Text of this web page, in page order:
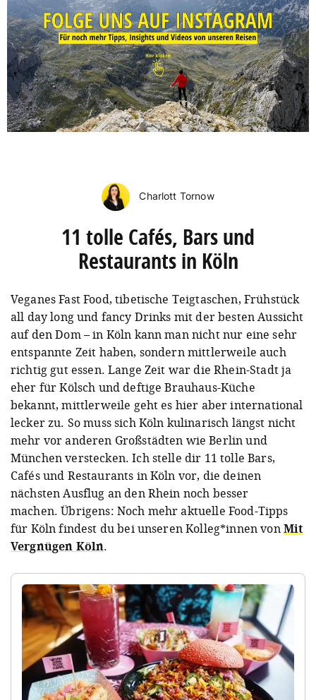
Charlott Tornow
11 tolle Cafés, Bars und
Restaurants in Köln
Veganes Fast Food, tibetische Teigtaschen, Frühstück
all day long und fancy Drinks mit der besten Aussicht
auf den Dom – in Köln kann man nicht nur eine sehr
entspannte Zeit haben, sondern mittlerweile auch
richtig gut essen. Lange Zeit war die Rhein-Stadt ja
eher für Kölsch und deftige Brauhaus-Küche
bekannt, mittlerweile geht es hier aber international
lecker zu. So muss sich Köln kulinarisch längst nicht
mehr vor anderen Großstädten wie Berlin und
München verstecken. Ich stelle dir 11 tolle Bars,
Cafés und Restaurants in Köln vor, die deinen
nächsten Ausflug an den Rhein noch besser
machen. Übrigens: Noch mehr aktuelle Food-Tipps
für Köln findest du bei unseren Kolleg*innen vonMit
Vergnügen Köln.